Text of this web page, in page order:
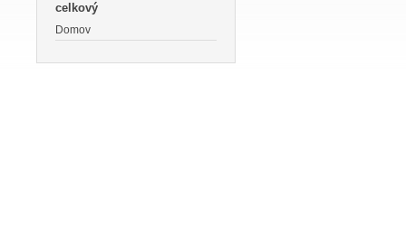
celkový
Domov